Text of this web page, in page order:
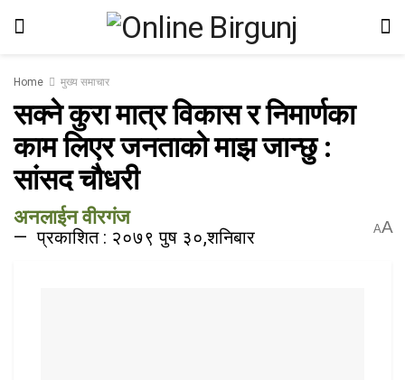
Home मुख्य समाचार
सक्ने कुरा मात्र विकास र निमार्णका
काम लिएर जनताको माझ जान्छु :
सांसद चौधरी
अनलाईन वीरगंज
प्रकाशित : २०७९ पुष ३०,शनिबार AA